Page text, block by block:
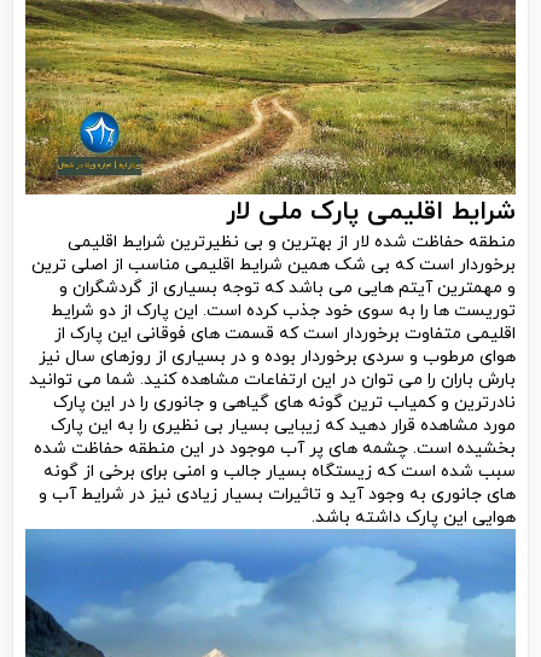
شرایط اقلیمی پارک ملی لار
منطقه حفاظت شده لار از بهترین و بی نظیرترین شرایط اقلیمی
برخوردار است که بی شک همین شرایط اقلیمی مناسب از اصلی ترین
و مهمترین آیتم هایی می باشد که توجه بسیاری از گردشگران و
توریست ها را به سوی خود جذب کرده است. این پارک از دو شرایط
اقلیمی متفاوت برخوردار است که قسمت های فوقانی این پارک از
هوای مرطوب و سردی برخوردار بوده و در بسیاری از روزهای سال نیز
بارش باران را می توان در این ارتفاعات مشاهده کنید. شما می توانید
نادرترین و کمیاب ترین گونه های گیاهی و جانوری را در این پارک
مورد مشاهده قرار دهید که زیبایی بسیار بی نظیری را به این پارک
بخشیده است. چشمه های پر آب موجود در این منطقه حفاظت شده
سبب شده است که زیستگاه بسیار جالب و امنی برای برخی از گونه
های جانوری به وجود آید و تاثیرات بسیار زیادی نیز در شرایط آب و
هوایی این پارک داشته باشد.